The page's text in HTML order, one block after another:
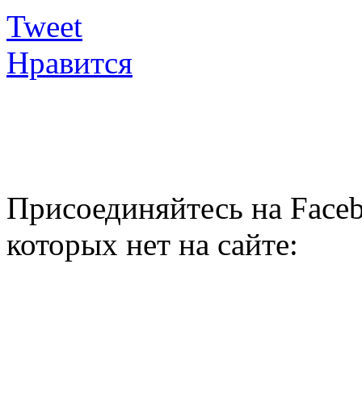
Tweet
Нравится
Присоединяйтесь на
которых нет на сайте: